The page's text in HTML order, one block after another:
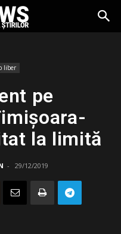
liber
pe
la limită
- 29/12/2019